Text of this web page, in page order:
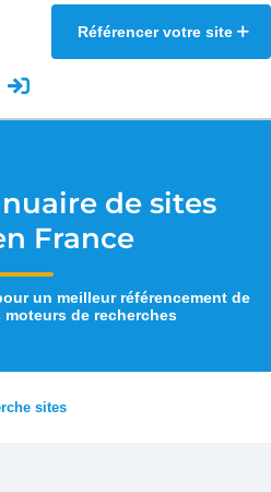
Référencer votre site
de sites
France
un meilleur référencement de
de recherches
sites